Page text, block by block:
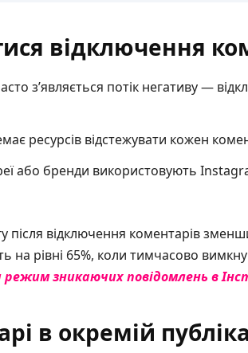
відключення
з’являється потік негативу —
ресурсів відстежувати кожен
або бренди використовують
після відключення коментарів
на рівні 65%, коли тимчасово
режим зникаючих повідомлень в
в окремій